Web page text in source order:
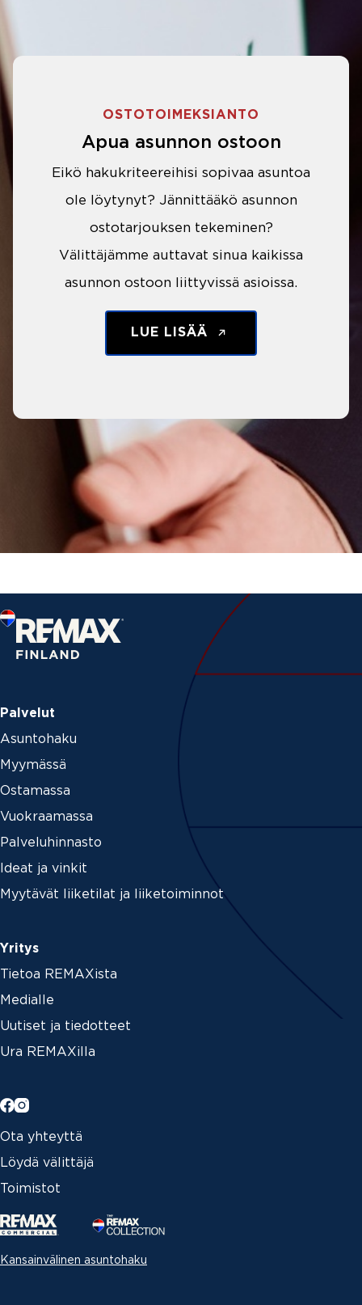
OSTOTOIMEKSIANTO
Apua asunnon ostoon
Eikö hakukriteereihisi sopivaa asuntoa
ole löytynyt? Jännittääkö asunnon
ostotarjouksen tekeminen?
Välittäjämme auttavat sinua kaikissa
asunnon ostoon liittyvissä asioissa.
LUE LISÄÄ
Palvelut
Asuntohaku
Myymässä
Ostamassa
Vuokraamassa
Palveluhinnasto
Ideat ja vinkit
Myytävät liiketilat ja liiketoiminnot
Yritys
Tietoa REMAXista
Medialle
Uutiset ja tiedotteet
Ura REMAXilla
Ota yhteyttä
Löydä välittäjä
Toimistot
Kansainvälinen asuntohaku